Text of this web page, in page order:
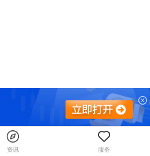
资讯 服务